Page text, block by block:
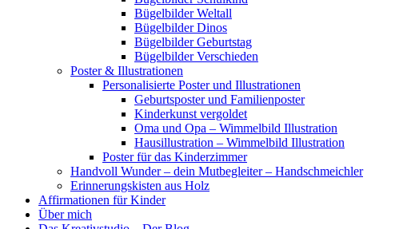
Bügelbilder Weltall
Bügelbilder Dinos
Bügelbilder Geburtstag
Bügelbilder Verschieden
Poster & Illustrationen
Personalisierte Poster und Illustrationen
Geburtsposter und Familienposter
Kinderkunst vergoldet
Oma und Opa – Wimmelbild Illustration
Hausillustration – Wimmelbild Illustration
Poster für das Kinderzimmer
Handvoll Wunder – dein Mutbegleiter – Handschmeichler
Erinnerungskisten aus Holz
Affirmationen für Kinder
Über mich